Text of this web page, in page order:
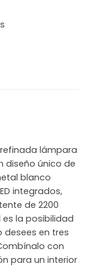
lámpara
diseño único de
blanco
integrados,
de 2200
la posibilidad
desees en tres
con
para un interior